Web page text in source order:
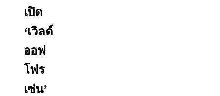
เปิด
‘เวิลด์
ออฟ
โฟร
เซ่น’